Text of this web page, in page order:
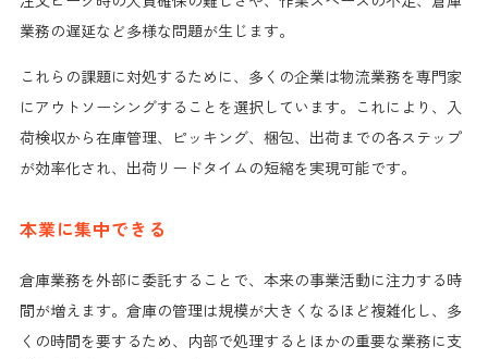
業務の遅延など多様な問題が生じます。
これらの課題に対処するために、多くの企業は物流業務を専門家
にアウトソーシングすることを選択しています。これにより、入
荷検収から在庫管理、ピッキング、梱包、出荷までの各ステップ
が効率化され、出荷リードタイムの短縮を実現可能です。
本業に集中できる
倉庫業務を外部に委託することで、本来の事業活動に注力する時
間が増えます。倉庫の管理は規模が大きくなるほど複雑化し、多
くの時間を要するため、内部で処理するとほかの重要な業務に支